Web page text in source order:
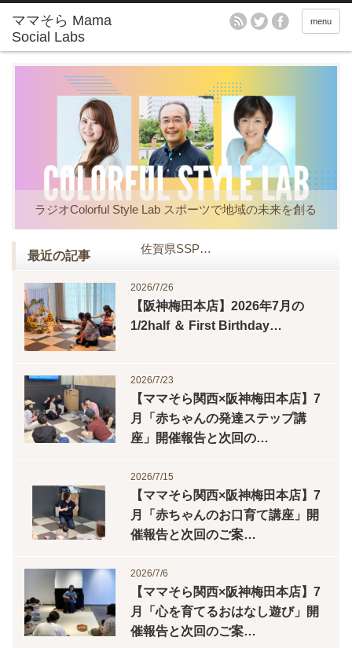
menu
ラジオColorful Style Lab スポーツで地域の未来を創る
佐賀県SSP…
最近の記事
2026/7/26
【阪神梅田本店】2026年7月の
1/2half ＆ First Birthday…
2026/7/23
【ママそら関西×阪神梅田本店】7
月「赤ちゃんの発達ステップ講
座」開催報告と次回の…
2026/7/15
【ママそら関西×阪神梅田本店】7
月「赤ちゃんのお口育て講座」開
催報告と次回のご案…
2026/7/6
【ママそら関西×阪神梅田本店】7
月「心を育てるおはなし遊び」開
催報告と次回のご案…